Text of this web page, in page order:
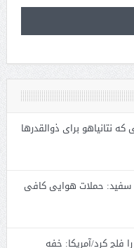
نتانیاهو برای ذوالقدرها
سفید: حملات هوایی کافی
فلج کرد/آمریکا: خفه